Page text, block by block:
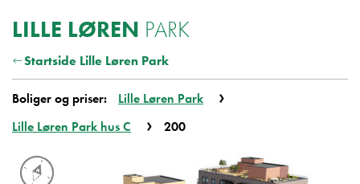
Hemväljare
LILLE LØREN PARK
Startside Lille Løren Park
Boliger og priser:
Lille Løren Park
Lille Løren Park hus C
200
Lille Løren Park Lille Løren Park